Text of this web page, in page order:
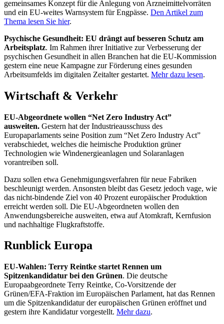
gemeinsames Konzept für die Anlegung von Arzneimittelvorräten
und ein EU-weites Warnsystem für Engpässe. Den Artikel zum
Thema lesen Sie hier.
Psychische Gesundheit: EU drängt auf besseren Schutz am
Arbeitsplatz. Im Rahmen ihrer Initiative zur Verbesserung der
psychischen Gesundheit in allen Branchen hat die EU-Kommission
gestern eine neue Kampagne zur Förderung eines gesunden
Arbeitsumfelds im digitalen Zeitalter gestartet. Mehr dazu lesen.
Wirtschaft & Verkehr
EU-Abgeordnete wollen “Net Zero Industry Act”
ausweiten. Gestern hat der Industrieausschuss des
Europaparlaments seine Position zum “Net Zero Industry Act”
verabschiedet, welches die heimische Produktion grüner
Technologien wie Windenergieanlagen und Solaranlagen
vorantreiben soll.
Dazu sollen etwa Genehmigungsverfahren für neue Fabriken
beschleunigt werden. Ansonsten bleibt das Gesetz jedoch vage, wie
das nicht-bindende Ziel von 40 Prozent europäischer Produktion
erreicht werden soll. Die EU-Abgeordneten wollen den
Anwendungsbereiche ausweiten, etwa auf Atomkraft, Kernfusion
und nachhaltige Flugkraftstoffe.
Runblick Europa
EU-Wahlen: Terry Reintke startet Rennen um
Spitzenkandidatur bei den Grünen. Die deutsche
Europaabgeordnete Terry Reintke, Co-Vorsitzende der
Grünen/EFA-Fraktion im Europäischen Parlament, hat das Rennen
um die Spitzenkandidatur der europäischen Grünen eröffnet und
gestern ihre Kandidatur vorgestellt. Mehr dazu.